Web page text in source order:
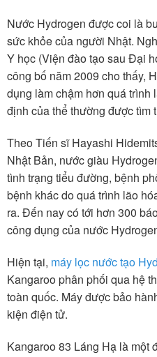
Nước Hydrogen được coi là
sức khỏe của người Nhật.
Y học (Viện đào tạo sau Đại
công bố năm 2009 cho thấy,
dụng làm chậm hơn quá trình
định của thể thường được tìm
Theo Tiến sĩ Hayashi
Nhật Bản, nước giàu
tình trạng tiểu đường, bệnh
bệnh khác do quá trình lão
ra. Đến nay có tới hơn 300
công dụng của nước
Hiện tại, máy lọc nước tạo
Kangaroo phân phối qua hệ
toàn quốc. Máy được bảo
kiện điện tử.
Kangaroo 83 Láng Hạ là một